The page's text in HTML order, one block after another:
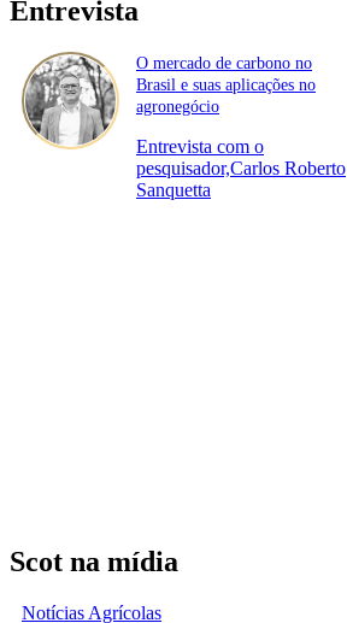
Entrevista
O mercado de carbono no
Brasil e suas aplicações no
agronegócio
Entrevista com o
pesquisador,Carlos Roberto
Sanquetta
Scot na mídia
Notícias Agrícolas